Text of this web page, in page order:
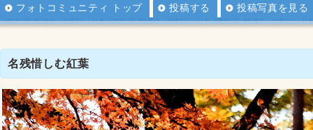
フォトコミュニティ トップ 投稿する 投稿写真を見る
名残惜しむ紅葉